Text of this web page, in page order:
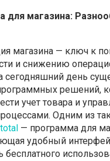
для магазина:
магазина — ключ к
и снижению
сегодняшний день
решений,
учет товара и
Одним из
— программа для
удобный